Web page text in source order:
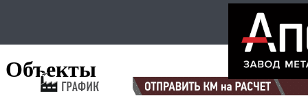
Объекты